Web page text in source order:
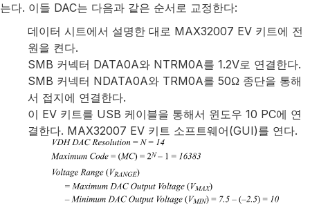
는다. 이들 DAC는 다음과 같은 순서로 교정한다:
데이터 시트에서 설명한 대로 MAX32007 EV 키트에 전
원을 켠다.
SMB 커넥터 DATA0A와 NTRM0A를 1.2V로 연결한다.
SMB 커넥터 NDATA0A와 TRM0A를 50Ω 종단을 통해
서 접지에 연결한다.
이 EV 키트를 USB 케이블을 통해서 윈도우 10 PC에 연
결한다. MAX32007 EV 키트 소프트웨어(GUI)를 연다.